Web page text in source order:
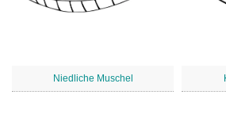
Niedliche Muschel